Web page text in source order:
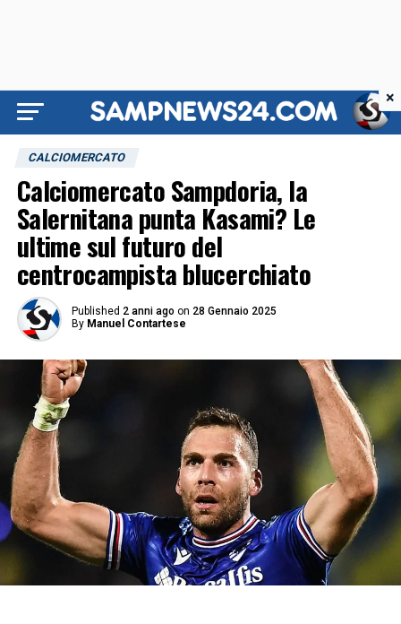
CALCIOMERCATO
Calciomercato Sampdoria, la
Salernitana punta Kasami? Le
ultime sul futuro del
centrocampista blucerchiato
Published 2 anni ago on 28 Gennaio 2025
By Manuel Contartese
×